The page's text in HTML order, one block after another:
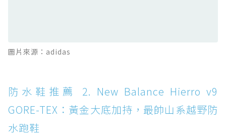
Boot：馬汀首款雨靴登場，經典八孔加上全防
防水鞋推薦 14. SKECHERS BADGER
WATERPROOF：一踩即穿懶人神器！搭載固特
異大底與全防水厚底健走鞋
防水鞋推薦 15. Brooks Cascadia 19 GTX：注
圖片來源：adidas
防水鞋推薦 2. New Balance Hierro v9
GORE-TEX：黃金大底加持，最帥山系越野防
水跑鞋